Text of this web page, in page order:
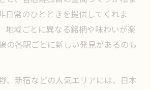
屋で日本酒通の会話が弾む夜
で広がる日本酒の奥深い世界
手線の居酒屋で日本酒に癒され
に寄り添う居酒屋と日本酒の癒
日常のひとときを提供してくれま
地域ごとに異なる銘柄や味わいが楽
の各駅ごとに新しい発見があるのも
、新宿などの人気エリアには、日本